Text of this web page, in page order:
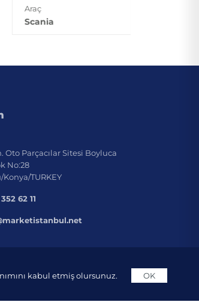
Araç
Scania
Oto Parçacılar Sitesi Boyluca
No:28
TURKEY
62 11
kabul etmiş olursunuz.
OK